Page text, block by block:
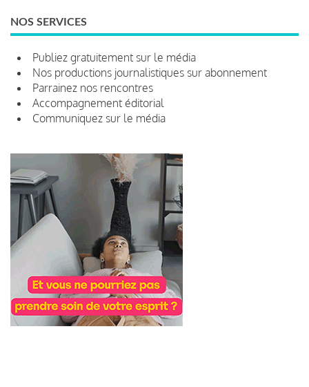
NOS SERVICES
Publiez gratuitement sur le média
Nos productions journalistiques sur abonnement
Parrainez nos rencontres
Accompagnement éditorial
Communiquez sur le média